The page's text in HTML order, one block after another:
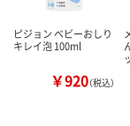
ピジョン ベビーおしり
キレイ泡 100ml
￥920（税込）